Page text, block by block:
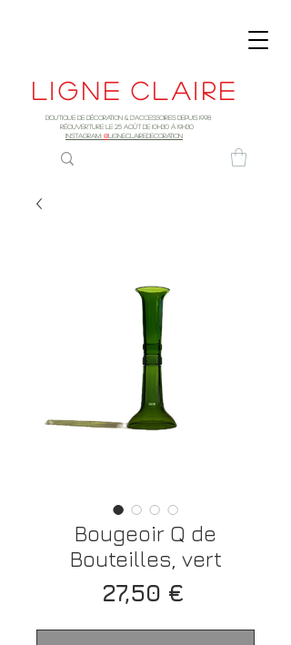
Ligne claire
Boutique de décoration & d'accessoires depuis 1998
RÉOUVERTURE LE 25 AOûT DE 10h30 à 19H30
INSTAGRAM: @LIGNECLAIREDECORATION
Bougeoir Q de
Bouteilles, vert
27,50 €